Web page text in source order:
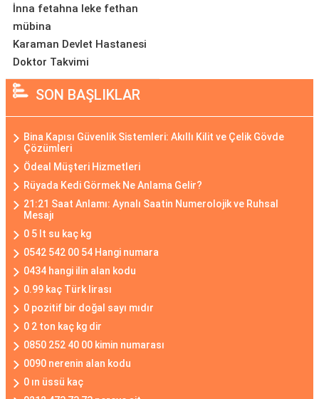
İnna fetahna leke fethan
mübina
Karaman Devlet Hastanesi
Doktor Takvimi
SON BAŞLIKLAR
Bina Kapısı Güvenlik Sistemleri: Akıllı Kilit ve Çelik Gövde
Çözümleri
Ödeal Müşteri Hizmetleri
Rüyada Kedi Görmek Ne Anlama Gelir?
21:21 Saat Anlamı: Aynalı Saatin Numerolojik ve Ruhsal
Mesajı
0 5 lt su kaç kg
0542 542 00 54 Hangi numara
0434 hangi ilin alan kodu
0.99 kaç Türk lirası
0 pozitif bir doğal sayı mıdır
0 2 ton kaç kg dir
0850 252 40 00 kimin numarası
0090 nerenin alan kodu
0 ın üssü kaç